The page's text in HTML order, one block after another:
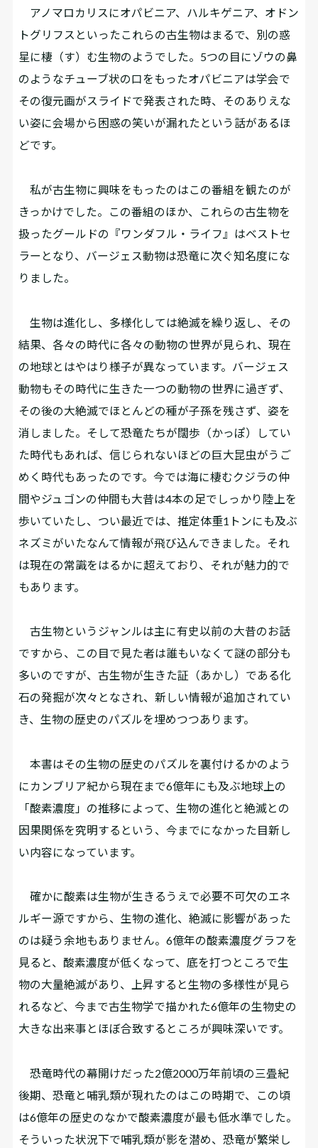
アノマロカリスにオパビニア、ハルキゲニア、オドン
トグリフスといったこれらの古生物はまるで、別の惑
星に棲（す）む生物のようでした。5つの目にゾウの鼻
のようなチューブ状の口をもったオパビニアは学会で
その復元画がスライドで発表された時、そのありえな
い姿に会場から困惑の笑いが漏れたという話があるほ
どです。
私が古生物に興味をもったのはこの番組を観たのが
きっかけでした。この番組のほか、これらの古生物を
扱ったグールドの『ワンダフル・ライフ』はベストセ
ラーとなり、バージェス動物は恐竜に次ぐ知名度にな
りました。
生物は進化し、多様化しては絶滅を繰り返し、その
結果、各々の時代に各々の動物の世界が見られ、現在
の地球とはやはり様子が異なっています。バージェス
動物もその時代に生きた一つの動物の世界に過ぎず、
その後の大絶滅でほとんどの種が子孫を残さず、姿を
消しました。そして恐竜たちが闊歩（かっぽ）してい
た時代もあれば、信じられないほどの巨大昆虫がうご
めく時代もあったのです。今では海に棲むクジラの仲
間やジュゴンの仲間も大昔は4本の足でしっかり陸上を
歩いていたし、つい最近では、推定体重1トンにも及ぶ
ネズミがいたなんて情報が飛び込んできました。それ
は現在の常識をはるかに超えており、それが魅力的で
もあります。
古生物というジャンルは主に有史以前の大昔のお話
ですから、この目で見た者は誰もいなくて謎の部分も
多いのですが、古生物が生きた証（あかし）である化
石の発掘が次々となされ、新しい情報が追加されてい
き、生物の歴史のパズルを埋めつつあります。
本書はその生物の歴史のパズルを裏付けるかのよう
にカンブリア紀から現在まで6億年にも及ぶ地球上の
「酸素濃度」の推移によって、生物の進化と絶滅との
因果関係を究明するという、今までになかった目新し
い内容になっています。
確かに酸素は生物が生きるうえで必要不可欠のエネ
ルギー源ですから、生物の進化、絶滅に影響があった
のは疑う余地もありません。6億年の酸素濃度グラフを
見ると、酸素濃度が低くなって、底を打つところで生
物の大量絶滅があり、上昇すると生物の多様性が見ら
れるなど、今まで古生物学で描かれた6億年の生物史の
大きな出来事とほぼ合致するところが興味深いです。
恐竜時代の幕開けだった2億2000万年前頃の三畳紀
後期、恐竜と哺乳類が現れたのはこの時期で、この頃
は6億年の歴史のなかで酸素濃度が最も低水準でした。
そういった状況下で哺乳類が影を潜め、恐竜が繁栄し